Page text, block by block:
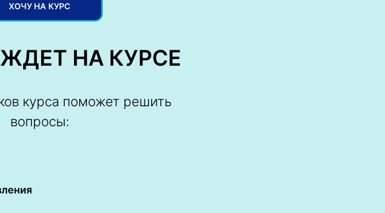
ХОЧУ НА КУРС
НА КУРСЕ
курса поможет решить
вопросы: